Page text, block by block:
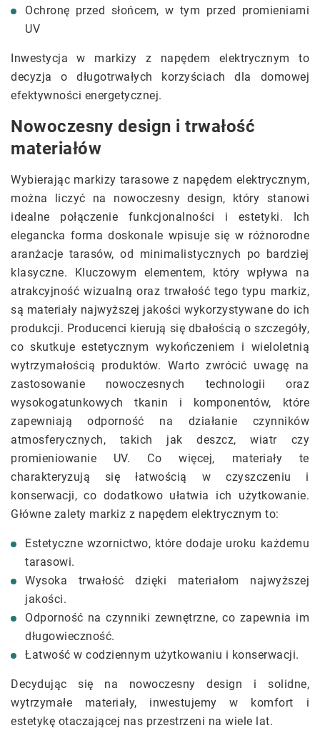
Ochronę przed słońcem, w tym przed promieniami
UV
Inwestycja w markizy z napędem elektrycznym to
decyzja o długotrwałych korzyściach dla domowej
efektywności energetycznej.
Nowoczesny design i trwałość
materiałów
Wybierając markizy tarasowe z napędem elektrycznym,
można liczyć na nowoczesny design, który stanowi
idealne połączenie funkcjonalności i estetyki. Ich
elegancka forma doskonale wpisuje się w różnorodne
aranżacje tarasów, od minimalistycznych po bardziej
klasyczne. Kluczowym elementem, który wpływa na
atrakcyjność wizualną oraz trwałość tego typu markiz,
są materiały najwyższej jakości wykorzystywane do ich
produkcji. Producenci kierują się dbałością o szczegóły,
co skutkuje estetycznym wykończeniem i wieloletnią
wytrzymałością produktów. Warto zwrócić uwagę na
zastosowanie nowoczesnych technologii oraz
wysokogatunkowych tkanin i komponentów, które
zapewniają odporność na działanie czynników
atmosferycznych, takich jak deszcz, wiatr czy
promieniowanie UV. Co więcej, materiały te
charakteryzują się łatwością w czyszczeniu i
konserwacji, co dodatkowo ułatwia ich użytkowanie.
Główne zalety markiz z napędem elektrycznym to:
Estetyczne wzornictwo, które dodaje uroku każdemu
tarasowi.
Wysoka trwałość dzięki materiałom najwyższej
jakości.
Odporność na czynniki zewnętrzne, co zapewnia im
długowieczność.
Łatwość w codziennym użytkowaniu i konserwacji.
Decydując się na nowoczesny design i solidne,
wytrzymałe materiały, inwestujemy w komfort i
estetykę otaczającej nas przestrzeni na wiele lat.